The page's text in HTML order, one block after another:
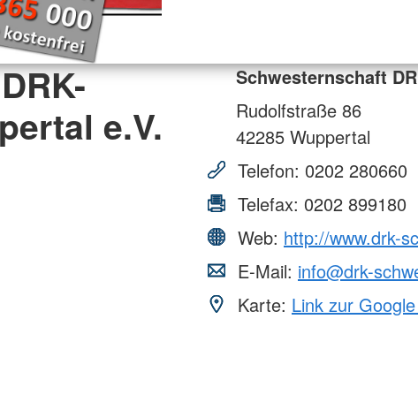
e.V.
Schwesternschaft
Rudolfstraße 86
42285 Wuppertal
Telefon: 0202 280660
Telefax: 0202 899180
Web: http://www.drk-
E-Mail: info@drk-
Karte: Link zur